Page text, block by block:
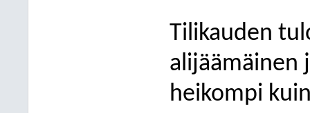
Tilikauden
alijäämäinen
heikompi